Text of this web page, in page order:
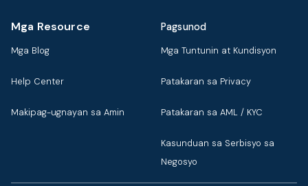
Mga Resource
Mga Blog
Help Center
Makipag-ugnayan sa Amin
Pagsunod
Mga Tuntunin at Kundisyon
Patakaran sa Privacy
Patakaran sa AML / KYC
Kasunduan sa Serbisyo sa
Negosyo